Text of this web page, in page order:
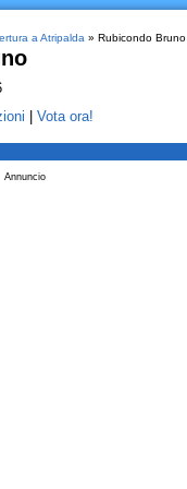
a Atripalda » Rubicondo Bruno
Vota ora!
Annuncio